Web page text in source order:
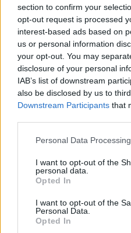
section to confirm your
opt-out request is processed
interest-based ads based on
us or personal information
your opt-out. You may
disclosure of your personal
IAB’s list of downstream
also be disclosed by us to
Downstream Participants that
Personal Data
I want to opt-out of the
personal data.
Opted In
I want to opt-out of the
Personal Data.
Opted In
μεταφορικό μέσο
αφήνετε πολύτιμα
τοποθετήστε τα σε μη
Μην αφήνετε ποτέ τα
αυτοκινήτου σας
πρόκειται να λείψετε
Να φροντίζετε
εάν είναι δυνατόν
νυκτερινές ώρες και
το σύστημα
Στη διαμονή